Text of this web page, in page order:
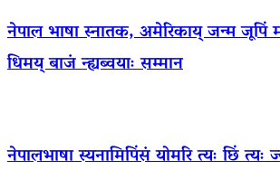
नेपाल भाषा स्नातक, अमेरिकाय् जन्म जूपिं
धिमय् बाजं न्ह्यब्वयाः सम्मान
नेपालभाषा स्यनामिपिंसं योमरि त्यः छिं त्यः